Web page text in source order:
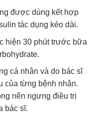
được dùng kết hợp
tác dụng kéo dài.
hiện 30 phút trước bữa
cá nhân và do bác sĩ
của từng bệnh nhân.
nên ngưng điều trị
bác sĩ.